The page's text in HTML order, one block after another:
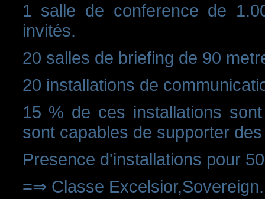
1 salle de conference de
invités.
20 salles de briefing de 90
20 installations de
15 % de ces installations
sont capables de supporter
Presence d'installations pour
=⇒ Classe Excelsior,Sovereign.